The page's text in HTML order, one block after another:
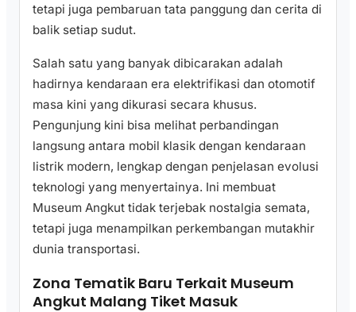
tetapi juga pembaruan tata panggung dan cerita di
balik setiap sudut.
Salah satu yang banyak dibicarakan adalah
hadirnya kendaraan era elektrifikasi dan otomotif
masa kini yang dikurasi secara khusus.
Pengunjung kini bisa melihat perbandingan
langsung antara mobil klasik dengan kendaraan
listrik modern, lengkap dengan penjelasan evolusi
teknologi yang menyertainya. Ini membuat
Museum Angkut tidak terjebak nostalgia semata,
tetapi juga menampilkan perkembangan mutakhir
dunia transportasi.
Zona Tematik Baru Terkait Museum
Angkut Malang Tiket Masuk